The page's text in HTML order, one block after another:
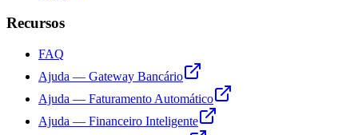
Recursos
FAQ
Ajuda — Gateway Bancário
Ajuda — Faturamento Automático
Ajuda — Financeiro Inteligente